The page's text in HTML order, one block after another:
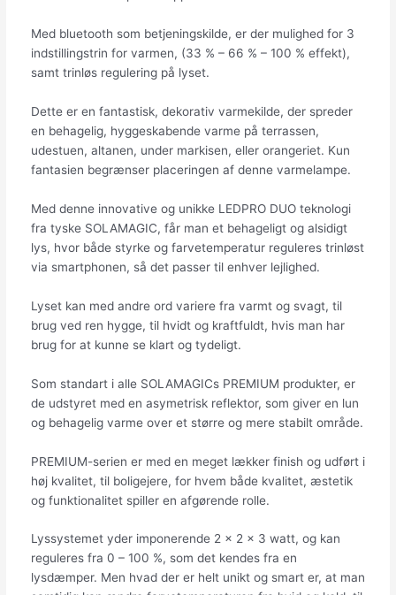
Med bluetooth som betjeningskilde, er der mulighed for 3
indstillingstrin for varmen, (33 % – 66 % – 100 % effekt),
samt trinløs regulering på lyset.
Dette er en fantastisk, dekorativ varmekilde, der spreder
en behagelig, hyggeskabende varme på terrassen,
udestuen, altanen, under markisen, eller orangeriet. Kun
fantasien begrænser placeringen af denne varmelampe.
Med denne innovative og unikke LEDPRO DUO teknologi
fra tyske SOLAMAGIC, får man et behageligt og alsidigt
lys, hvor både styrke og farvetemperatur reguleres trinløst
via smartphonen, så det passer til enhver lejlighed.
Lyset kan med andre ord variere fra varmt og svagt, til
brug ved ren hygge, til hvidt og kraftfuldt, hvis man har
brug for at kunne se klart og tydeligt.
Som standart i alle SOLAMAGICs PREMIUM produkter, er
de udstyret med en asymetrisk reflektor, som giver en lun
og behagelig varme over et større og mere stabilt område.
PREMIUM-serien er med en meget lækker finish og udført i
høj kvalitet, til boligejere, for hvem både kvalitet, æstetik
og funktionalitet spiller en afgørende rolle.
Lyssystemet yder imponerende 2 x 2 x 3 watt, og kan
reguleres fra 0 – 100 %, som det kendes fra en
lysdæmper. Men hvad der er helt unikt og smart er, at man